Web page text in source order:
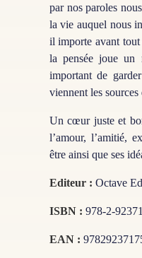
par nos paroles
la vie auquel nous
il importe avant
la pensée joue un
important de
viennent les
Un cœur juste et
l’amour, l’amitié,
être ainsi que ses
Editeur : Octave
ISBN : 978-2-
EAN :